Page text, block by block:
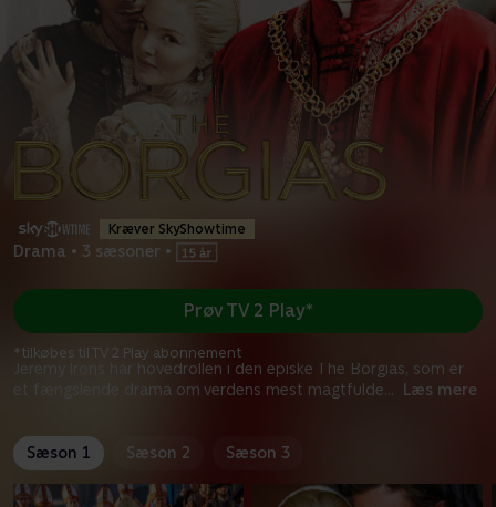
Kræver SkyShowtime
Drama • 3 sæsoner •
Jeremy Irons har hovedrollen i den episke The Borgias, som er
et fængslende drama om verdens mest magtfulde... Læs mere
Prøv TV 2 Play*
*tilkøbes til TV 2 Play abonnement
Sæson 1 Sæson 2 Sæson 3